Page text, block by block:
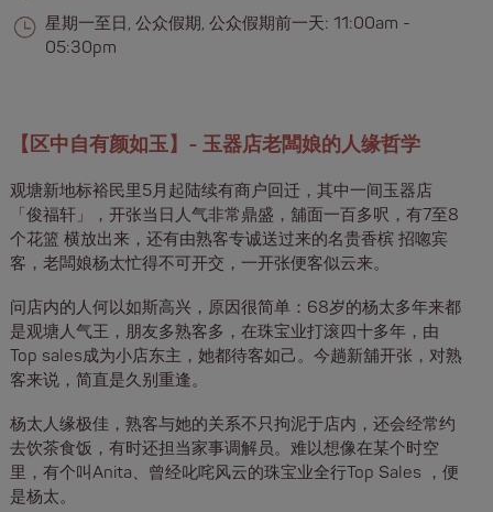
星期一至日, 公众假期, 公众假期前一天: 11:00am -
05:30pm
【区中自有颜如玉】- 玉器店老闆娘的人缘哲学
观塘新地标裕民里5月起陆续有商户回迁，其中一间玉器店
「俊福轩」，开张当日人气非常鼎盛，舖面一百多呎，有7至8
个花篮 横放出来，还有由熟客专诚送过来的名贵香槟 招唿宾
客，老闆娘杨太忙得不可开交，一开张便客似云来。
问店内的人何以如斯高兴，原因很简单：68岁的杨太多年来都
是观塘人气王，朋友多熟客多，在珠宝业打滚四十多年，由
Top sales成为小店东主，她都待客如己。今趟新舖开张，对熟
客来说，简直是久别重逢。
杨太人缘极佳，熟客与她的关系不只拘泥于店内，还会经常约
去饮茶食饭，有时还担当家事调解员。难以想像在某个时空
里，有个叫Anita、曾经叱咤风云的珠宝业全行Top Sales ，便
是杨太。